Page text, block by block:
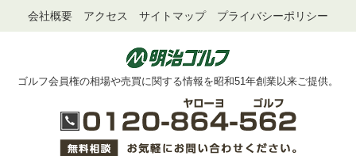
会社概要 アクセス サイトマップ プライバシーポリシー
ゴルフ会員権の相場や売買に関する情報を昭和51年創業以来ご提供。